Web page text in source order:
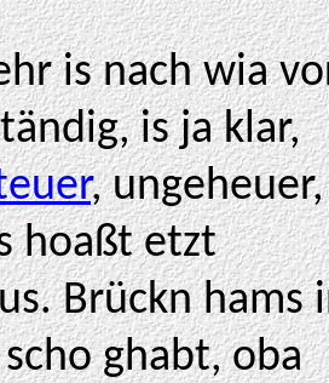
is nach wia
is ja klar,
, ungeheuer,
hoaßt etzt
Brückn hams
ghabt, oba